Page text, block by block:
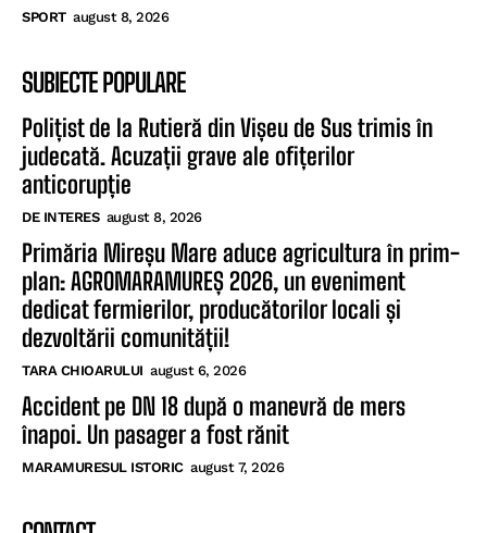
SPORT august 8, 2026
SUBIECTE POPULARE
Polițist de la Rutieră din Vișeu de Sus trimis în
judecată. Acuzații grave ale ofițerilor
anticorupție
DE INTERES august 8, 2026
Primăria Mireșu Mare aduce agricultura în prim-
plan: AGROMARAMUREȘ 2026, un eveniment
dedicat fermierilor, producătorilor locali și
dezvoltării comunității!
TARA CHIOARULUI august 6, 2026
Accident pe DN 18 după o manevră de mers
înapoi. Un pasager a fost rănit
MARAMURESUL ISTORIC august 7, 2026